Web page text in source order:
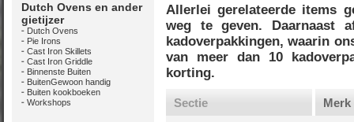
Dutch Ovens en ander
gietijzer
Dutch Ovens
Pie Irons
Cast Iron Skillets
Cast Iron Griddle
Binnenste Buiten
BuitenGewoon handig
Buiten kookboeken
Workshops
Allerlei gerelateerde items
weg te geven. Daarnaast
kadoverpakkingen, waarin
van meer dan 10
korting.
Sectie Merk